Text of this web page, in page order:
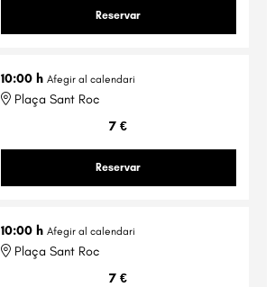
Reservar
10:00 h Afegir al calendari
Plaça Sant Roc
7 €
Reservar
10:00 h Afegir al calendari
Plaça Sant Roc
7 €